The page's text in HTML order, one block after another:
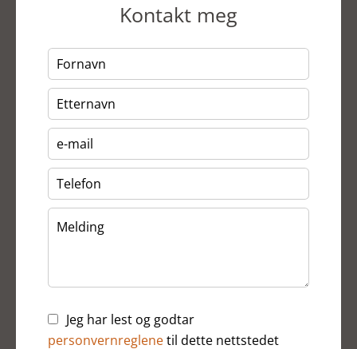
Kontakt meg
Jeg har lest og godtar
personvernreglenetil dette nettstedet